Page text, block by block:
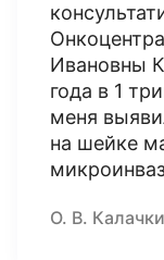
Ивановны
года в 1
меня
на шейке
О. В.